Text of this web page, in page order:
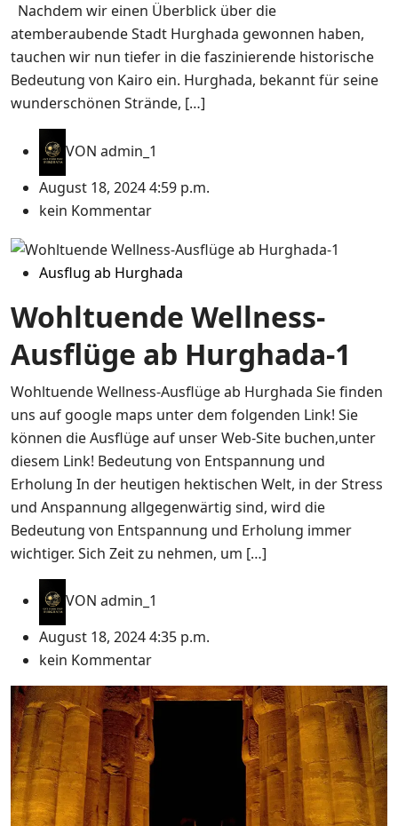
Nachdem wir einen Überblick über die
atemberaubende Stadt Hurghada gewonnen haben,
tauchen wir nun tiefer in die faszinierende historische
Bedeutung von Kairo ein. Hurghada, bekannt für seine
wunderschönen Strände, […]
VON admin_1
August 18, 2024 4:59 p.m.
kein Kommentar
Ausflug ab Hurghada
Wohltuende Wellness-
Ausflüge ab Hurghada-1
Wohltuende Wellness-Ausflüge ab Hurghada Sie finden
uns auf google maps unter dem folgenden Link! Sie
können die Ausflüge auf unser Web-Site buchen,unter
diesem Link! Bedeutung von Entspannung und
Erholung In der heutigen hektischen Welt, in der Stress
und Anspannung allgegenwärtig sind, wird die
Bedeutung von Entspannung und Erholung immer
wichtiger. Sich Zeit zu nehmen, um […]
VON admin_1
August 18, 2024 4:35 p.m.
kein Kommentar